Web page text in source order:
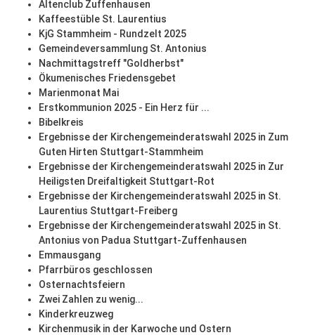
Altenclub Zuffenhausen
Kaffeestüble St. Laurentius
KjG Stammheim - Rundzelt 2025
Gemeindeversammlung St. Antonius
Nachmittagstreff "Goldherbst"
Ökumenisches Friedensgebet
Marienmonat Mai
Erstkommunion 2025 - Ein Herz für ...
Bibelkreis
Ergebnisse der Kirchengemeinderatswahl 2025 in Zum
Guten Hirten Stuttgart-Stammheim
Ergebnisse der Kirchengemeinderatswahl 2025 in Zur
Heiligsten Dreifaltigkeit Stuttgart-Rot
Ergebnisse der Kirchengemeinderatswahl 2025 in St.
Laurentius Stuttgart-Freiberg
Ergebnisse der Kirchengemeinderatswahl 2025 in St.
Antonius von Padua Stuttgart-Zuffenhausen
Emmausgang
Pfarrbüros geschlossen
Osternachtsfeiern
Zwei Zahlen zu wenig...
Kinderkreuzweg
Kirchenmusik in der Karwoche und Ostern